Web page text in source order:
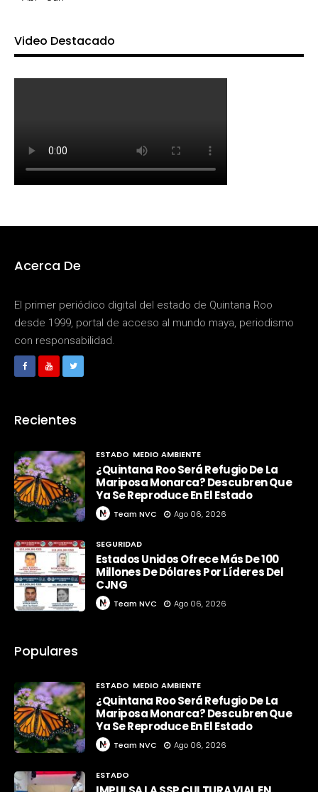
Video Destacado
Acerca De
El primer periódico digital del estado de Quintana Roo
desde 1999, portal de acceso al mundo maya, periodismo
con responsabilidad.
Recientes
ESTADO MEDIO AMBIENTE
¿Quintana Roo Será Refugio De La
Mariposa Monarca? Descubren Que
Ya Se Reproduce En El Estado
Team NVC Ago 06, 2026
SEGURIDAD
Estados Unidos Ofrece Más De 100
Millones De Dólares Por Líderes Del
CJNG
Team NVC Ago 06, 2026
Populares
ESTADO MEDIO AMBIENTE
¿Quintana Roo Será Refugio De La
Mariposa Monarca? Descubren Que
Ya Se Reproduce En El Estado
Team NVC Ago 06, 2026
ESTADO